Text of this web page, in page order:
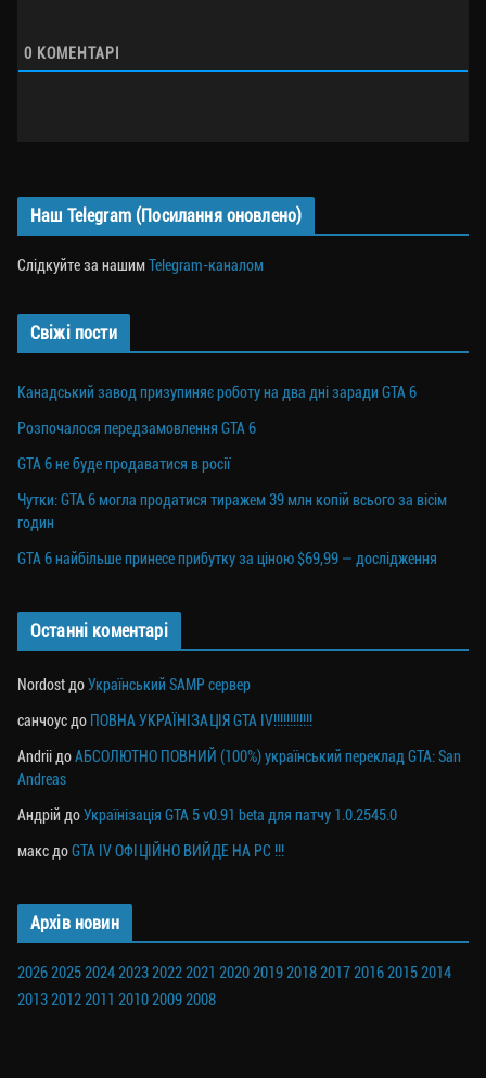
0 КОМЕНТАРІ
Наш Telegram (Посилання оновлено)
Слідкуйте за нашимTelegram-каналом
Свіжі пости
Канадський завод призупиняє роботу на два дні заради GTA 6
Розпочалося передзамовлення GTA 6
GTA 6 не буде продаватися в росії
Чутки: GTA 6 могла продатися тиражем 39 млн копій всього за вісім
годин
GTA 6 найбільше принесе прибутку за ціною $69,99 — дослідження
Останні коментарі
NordostдоУкраїнський SAMP сервер
санчоусдо ПОВНА УКРАЇНІЗАЦІЯ GTA IV!!!!!!!!!!!!
AndriiдоАБСОЛЮТНО ПОВНИЙ (100%) український переклад GTA: San
Andreas
Андрій доУкраїнізація GTA 5 v0.91 beta для патчу 1.0.2545.0
максдоGTA IV ОФІЦІЙНО ВИЙДЕ НА PC !!!
Архів новин
202620252024202320222021 2020201920182017201620152014
201320122011 201020092008